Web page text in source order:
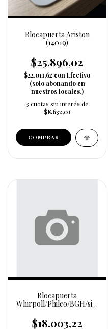
Blocapuerta Ariston
(14019)
$25.896,02
$22.011,62 con Efectivo
(solo abonando en
nuestros locales.)
3 cuotas sin interés de
$8.632,01
Blocapuerta
Whirpoll/Philco/BGH/siam
$18.003,22